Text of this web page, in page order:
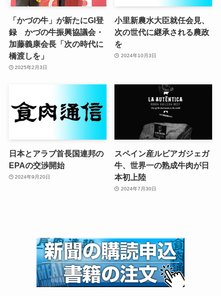
「かづの牛」が新たにGI登
録 かづの牛振興協議会・
加藤義康会長「次の時代に
橋渡しを」
2025年2月3日
小里新農水大臣就任会見、
次の世代に継承される農政
を
2024年10月3日
日本とアラブ首長国連邦の
EPAの交渉開始
2024年9月20日
スペイン産ルビアガジェガ
牛、世界一の熟成牛肉が日
本初上陸
2024年7月30日